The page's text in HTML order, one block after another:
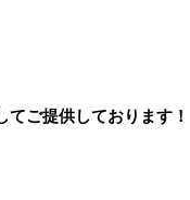
ご提供しております！